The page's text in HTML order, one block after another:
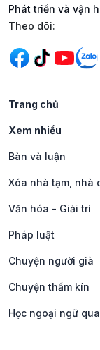
Phát triển và vận
Mạng xã
Theo dõi:
Trang chủ
Xem nhiều
Bàn và luận
Xóa nhà tạm, nhà
Văn hóa - Giải trí
Pháp luật
Chuyện người già
Chuyện thầm kín
Học ngoại ngữ